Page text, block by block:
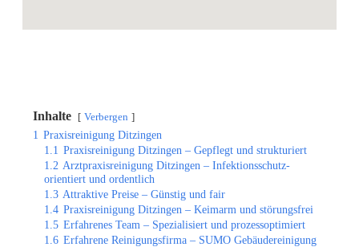
Inhalte Verbergen
1 Praxisreinigung Ditzingen
1.1 Praxisreinigung Ditzingen – Gepflegt und strukturiert
1.2 Arztpraxisreinigung Ditzingen – Infektionsschutz-
orientiert und ordentlich
1.3 Attraktive Preise – Günstig und fair
1.4 Praxisreinigung Ditzingen – Keimarm und störungsfrei
1.5 Erfahrenes Team – Spezialisiert und prozessoptimiert
1.6 Erfahrene Reinigungsfirma – SUMO Gebäudereinigung